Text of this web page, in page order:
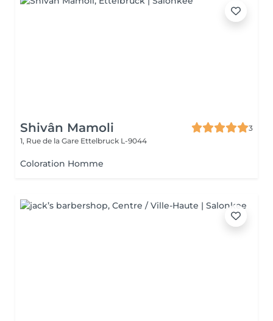
Shivân Mamoli
3
1, Rue de la Gare Ettelbruck L-9044
Coloration Homme